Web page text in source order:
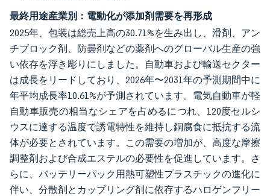
最終用途産業別：電動化が添加剤需要を再形成
2025年、包装は総売上高の30.71%を生み出し、滑剤、アン
チブロック剤、防曇剤などの薬剤へのグローバル生産の強
い依存を浮き彫りにしました。自動車および輸送セクター
は成長をリードしており、2026年〜2031年の予測期間中に
年平均成長率10.61%が予測されています。電気自動車が軽
自動車販売の相当なシェアを占めるにつれ、120度セルシ
ウスに達する温度で誘電特性を維持し銅腐食に抵抗する流
体が必要とされています。この需要の増加が、高度な摩擦
調整剤および合成エステルの必要性を促進しています。さ
らに、バッテリーパック用熱可塑性プラスチックの進化に
伴い、分散剤とカップリング剤に依存するハロゲンフリー